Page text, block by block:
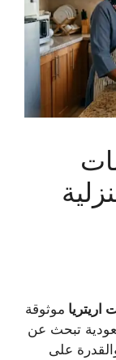
اريتريا موثوقة
تبحث عن
على